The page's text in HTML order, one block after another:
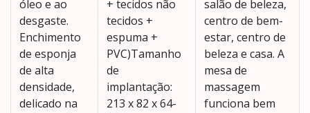
óleo e ao
desgaste.
Enchimento
de esponja
de alta
densidade,
delicado na
+ tecidos não
tecidos +
espuma +
PVC)Tamanho
de
implantação:
213 x 82 x 64-
salão de beleza,
centro de bem-
estar, centro de
beleza e casa. A
mesa de
massagem
funciona bem